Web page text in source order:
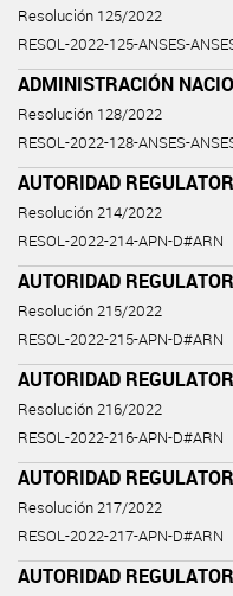
Resolución 125/2022
RESOL-2022-125-ANSES-
ADMINISTRACIÓN
Resolución 128/2022
RESOL-2022-128-ANSES-
AUTORIDAD
Resolución 214/2022
RESOL-2022-214-APN-D#ARN
AUTORIDAD
Resolución 215/2022
RESOL-2022-215-APN-D#ARN
AUTORIDAD
Resolución 216/2022
RESOL-2022-216-APN-D#ARN
AUTORIDAD
Resolución 217/2022
RESOL-2022-217-APN-D#ARN
AUTORIDAD